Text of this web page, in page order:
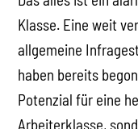
Die
Seit vielen Monaten
Wirtschaftspresse